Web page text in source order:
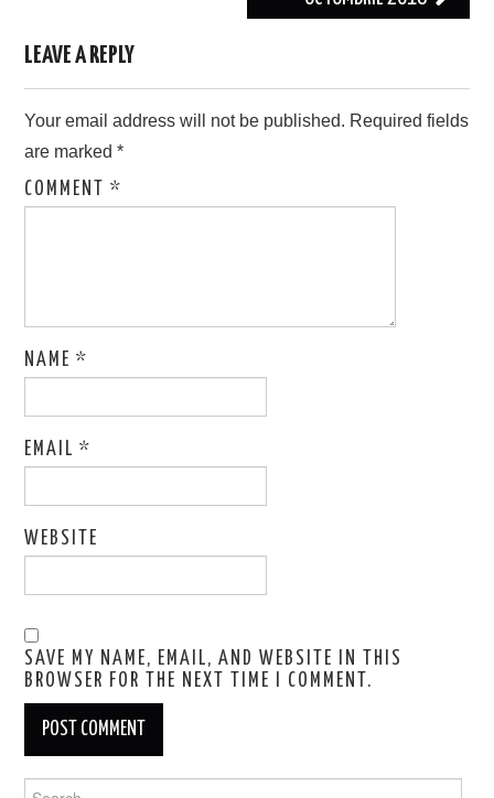
LEAVE A REPLY
Your email address will not be published. Required fields
are marked*
COMMENT*
NAME*
EMAIL*
WEBSITE
SAVE MY NAME, EMAIL, AND WEBSITE IN THIS
BROWSER FOR THE NEXT TIME I COMMENT.